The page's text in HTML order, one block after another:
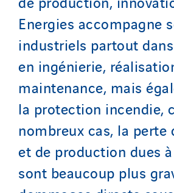
Energies accompagne
industriels partout
en ingénierie,
maintenance, mais
la protection incendie,
nombreux cas, la perte
et de production dues
sont beaucoup plus